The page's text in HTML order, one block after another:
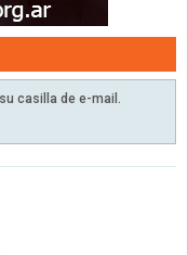
casilla de e-mail.